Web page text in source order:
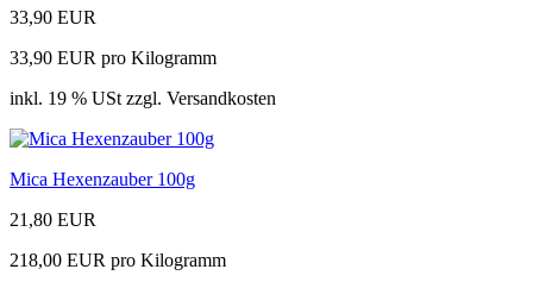
33,90 EUR
33,90 EUR pro Kilogramm
inkl. 19 % USt zzgl. Versandkosten
Mica Hexenzauber 100g
21,80 EUR
218,00 EUR pro Kilogramm